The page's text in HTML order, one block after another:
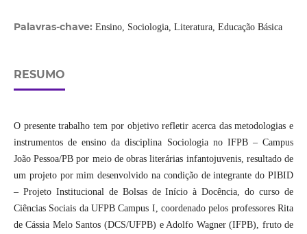
Palavras-chave: Ensino, Sociologia, Literatura, Educação Básica
RESUMO
O presente trabalho tem por objetivo refletir acerca das metodologias e
instrumentos de ensino da disciplina Sociologia no IFPB – Campus
João Pessoa/PB por meio de obras literárias infantojuvenis, resultado de
um projeto por mim desenvolvido na condição de integrante do PIBID
– Projeto Institucional de Bolsas de Início à Docência, do curso de
Ciências Sociais da UFPB Campus I, coordenado pelos professores Rita
de Cássia Melo Santos (DCS/UFPB) e Adolfo Wagner (IFPB), fruto de